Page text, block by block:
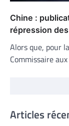
Chine :
répression
Alors que, pour
Commissaire
Articles